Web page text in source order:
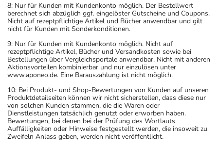
8: Nur für Kunden mit Kundenkonto möglich. Der Bestellwert
berechnet sich abzüglich ggf. eingelöster Gutscheine und Coupons.
Nicht auf rezeptpflichtige Artikel und Bücher anwendbar und gilt
nicht für Kunden mit Sonderkonditionen.
9: Nur für Kunden mit Kundenkonto möglich. Nicht auf
rezeptpflichtige Artikel, Bücher und Versandkosten sowie bei
Bestellungen über Vergleichsportale anwendbar. Nicht mit anderen
Aktionsvorteilen kombinierbar und nur einzulösen unter
www.aponeo.de. Eine Barauszahlung ist nicht möglich.
10: Bei Produkt- und Shop-Bewertungen von Kunden auf unseren
Produktdetailseiten können wir nicht sicherstellen, dass diese nur
von solchen Kunden stammen, die die Waren oder
Dienstleistungen tatsächlich genutzt oder erworben haben.
Bewertungen, bei denen bei der Prüfung des Wortlauts
Auffälligkeiten oder Hinweise festgestellt werden, die insoweit zu
Zweifeln Anlass geben, werden nicht veröffentlicht.